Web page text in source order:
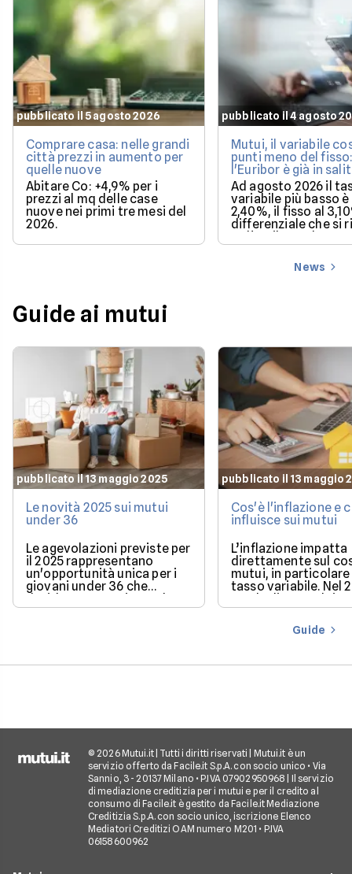
pubblicato il 5 agosto 2026
Comprare casa: nelle grandi
città prezzi in aumento per
quelle nuove
Abitare Co: +4,9% per i
prezzi al mq delle case
nuove nei primi tre mesi del
2026.
pubblicato il 4 agosto
Mutui, il variabile
punti meno del
l'Euribor è già in
Ad agosto 2026 il
variabile più basso è
2,40%, il fisso al
differenziale che si
se l'Euribor sale
previsto entro
News
Guide ai mutui
pubblicato il 13 maggio 2025
Le novità 2025 sui mutui
under 36
Le agevolazioni previste per
il 2025 rappresentano
un'opportunità unica per i
giovani under 36 che
desiderano acquistare la
loro prima casa.
pubblicato il 13 maggio
Cos'è l'inflazione e
influisce sui mutui
L’inflazione impatta
direttamente sul
mutui, in particolare
tasso variabile. Nel
con la discesa dei
il mercato offre
più favorevoli per
finanziareGuide
© 2026 Mutui.it | Tutti i diritti riservati | Mutui.it è un
servizio offerto da Facile.it S.p.A. con socio unico • Via
Sannio, 3 - 20137 Milano • P.IVA 07902950968 | Il servizio
di mediazione creditizia per i mutui e per il credito al
consumo di Facile.it è gestito da Facile.it Mediazione
Creditizia S.p.A. con socio unico, iscrizione Elenco
Mediatori Creditizi OAM numero M201 • P.IVA
06158600962